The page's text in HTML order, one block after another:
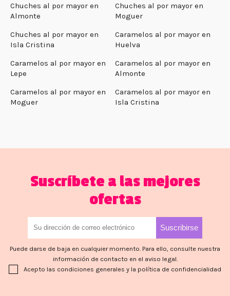
Chuches al por mayor en
Almonte
Chuches al por mayor en
Moguer
Chuches al por mayor en
Isla Cristina
Caramelos al por mayor en
Huelva
Caramelos al por mayor en
Lepe
Caramelos al por mayor en
Almonte
Caramelos al por mayor en
Moguer
Caramelos al por mayor en
Isla Cristina
Suscríbete a las mejores
ofertas
Puede darse de baja en cualquier momento. Para ello, consulte nuestra
información de contacto en el aviso legal.
Acepto las condiciones generales y la política de confidencialidad